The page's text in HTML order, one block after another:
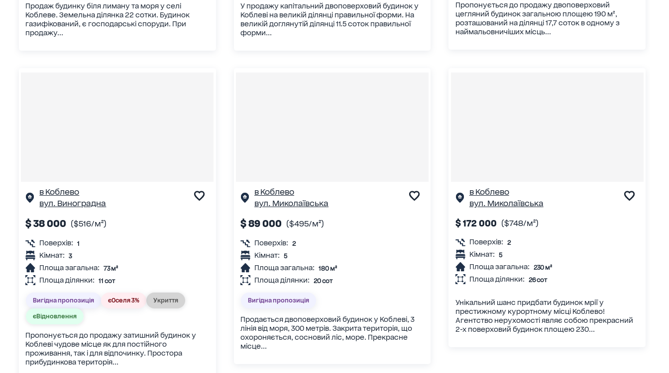
Продаж будинку біля лиману та моря у селі
Коблеве. Земельна ділянка 22 сотки. Будинок
газифікований, є господарські споруди. При
продажу...
У продажу капітальний двоповерховий будинок у
Коблеві на великій ділянці правильної форми. На
великій доглянутій ділянці 11.5 соток правильної
форми...
Пропонується до продажу двоповерховий
цегляний будинок загальною площею 190 м²,
розташований на ділянці 17,7 соток в одному з
наймальовничіших місць...
в Коблево
вул. Виноградна
$ 38 000 ($516/м²)
Поверхів: 1
Кімнат: 3
Площа загальна: 73 м²
Площа ділянки: 11 сот
Вигідна пропозиція єОселя 3% Укриття
єВідновлення
Пропонується до продажу затишний будинок у
Коблеві чудове місце як для постійного
проживання, так і для відпочинку. Простора
прибудинкова територія...
в Коблево
вул. Миколаївська
$ 89 000 ($495/м²)
Поверхів: 2
Кімнат: 5
Площа загальна: 180 м²
Площа ділянки: 20 сот
Вигідна пропозиція
Продається двоповерховий будинок у Коблеві, 3
лінія від моря, 300 метрів. Закрита територія, що
охороняється, сосновий ліс, море. Прекрасне
місце...
в Коблево
вул. Миколаївська
$ 172 000 ($748/м²)
Поверхів: 2
Кімнат: 5
Площа загальна: 230 м²
Площа ділянки: 26 сот
Унікальний шанс придбати будинок мрії у
престижному курортному місці Коблево!
Агентство нерухомості являє собою прекрасний
2-х поверховий будинок площею 230...